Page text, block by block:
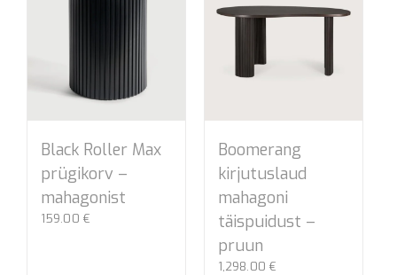
Black Roller Max
prügikorv –
mahagonist
159.00 €
Boomerang
kirjutuslaud
mahagoni
täispuidust –
pruun
1,298.00 €